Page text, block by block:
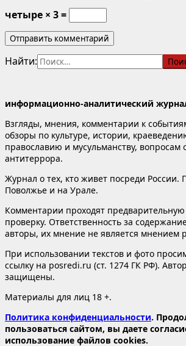
четыре × 3 =
Найти:
информационно-аналитический
Взгляды, мнения, комментарии к
обзоры по культуре, истории,
православию и мусульманству, вопросам
антитеррора.
Журнал о тех, кто живет посреди России.
Поволжье и на Урале.
Комментарии проходят предварительную
проверку. Ответственность за
авторы, их мнение не является мнением
При использовании текстов и фото
ссылку на posredi.ru (ст. 1274 ГК РФ).
защищены.
Материалы для лиц 18 +.
Политика конфиденциальности.
пользоваться сайтом, вы даете
использование файлов cookies.